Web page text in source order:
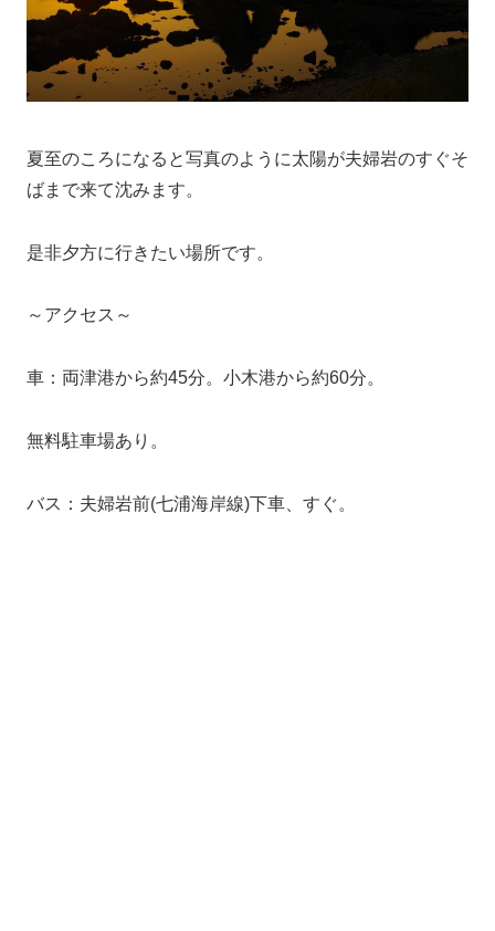
夏至のころになると写真のように太陽が夫婦岩のすぐそ
ばまで来て沈みます。
是非夕方に行きたい場所です。
～アクセス～
車：両津港から約45分。小木港から約60分。
無料駐車場あり。
バス：夫婦岩前(七浦海岸線)下車、すぐ。